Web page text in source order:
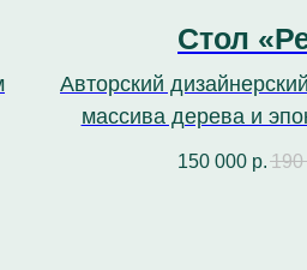
Стол
Авторский
массива дерева и
150 000 р. 190